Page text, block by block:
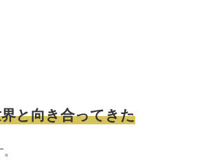
と向き合ってきた